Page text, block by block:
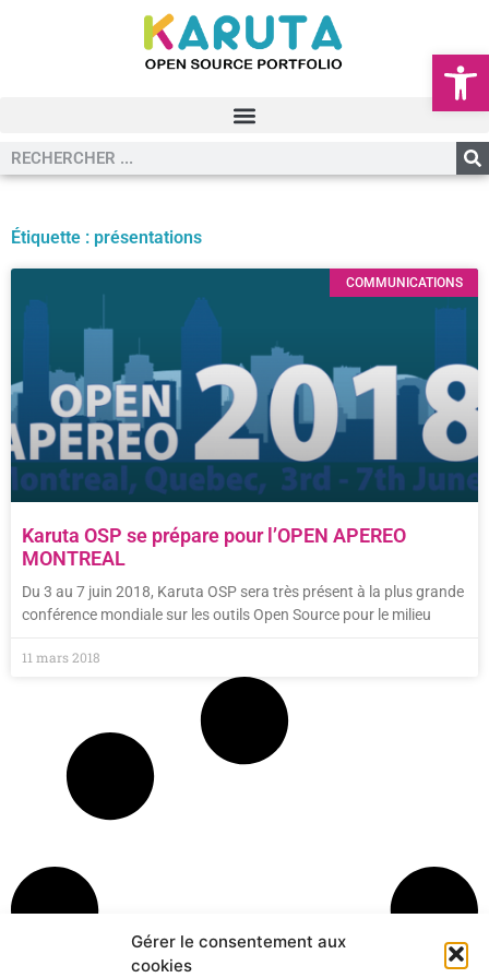
Ouvrir
Gérer le consentement aux
cookies
Étiquette : présentations
COMMUNICATIONS
Karuta OSP se prépare pour l’OPEN APEREO
MONTREAL
Du 3 au 7 juin 2018, Karuta OSP sera très présent à la plus grande
conférence mondiale sur les outils Open Source pour le milieu
11 mars 2018